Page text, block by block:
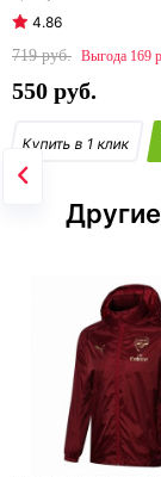
4.86
719
169
550